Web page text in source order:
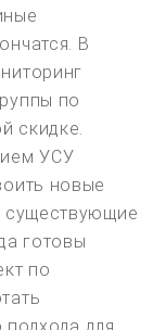
В
по
скидке.
УСУ
новые
существующие
готовы
по